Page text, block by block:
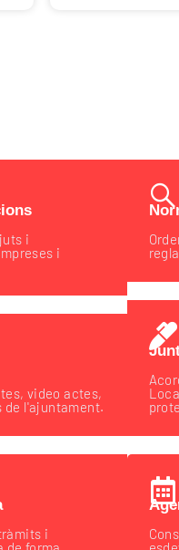
i
i
video actes,
de l'ajuntament.
i